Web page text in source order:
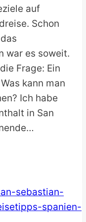
auf
Schon
war es soweit.
Frage: Ein
kann man
Ich habe
in San